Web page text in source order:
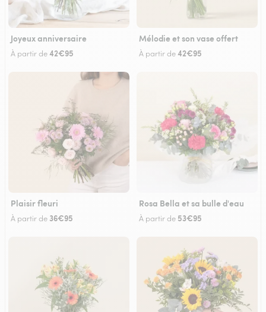
Joyeux anniversaire
À partir de42€95
Mélodie et son vase offert
À partir de42€95
Plaisir fleuri
À partir de 36€95
Rosa Bella et sa bulle d'eau
À partir de 53€95